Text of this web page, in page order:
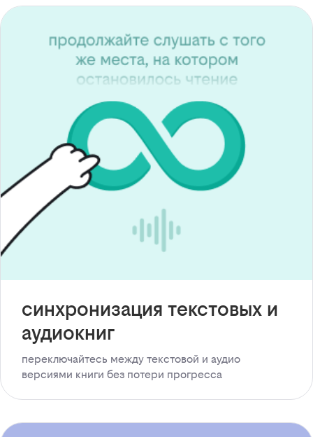
синхронизация текстовых и
аудиокниг
переключайтесь между текстовой и аудио
версиями книги без потери прогресса